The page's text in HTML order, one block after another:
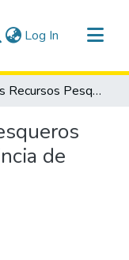
Log In (current)
Principales Recursos Pesqueros Comerciales de la Provincia de Santa Elena, Ecuador
de